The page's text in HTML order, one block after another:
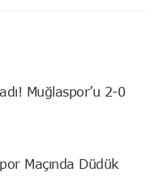
Muğlaspor’u 2-0
Maçında Düdük